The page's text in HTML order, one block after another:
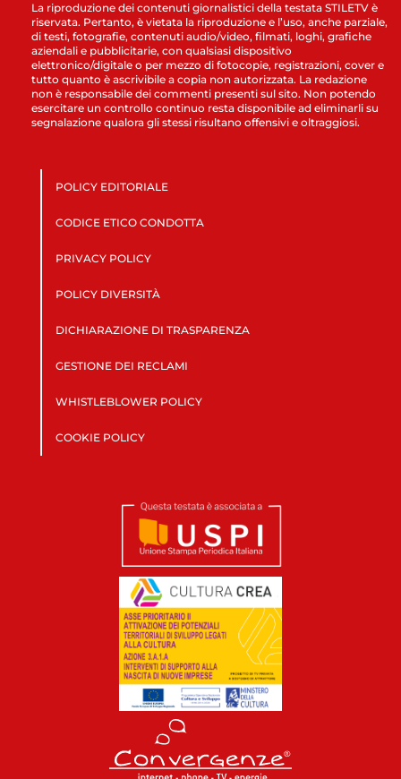
La riproduzione dei contenuti giornalistici della testata STILETV è
riservata. Pertanto, è vietata la riproduzione e l’uso, anche parziale,
di testi, fotografie, contenuti audio/video, filmati, loghi, grafiche
aziendali e pubblicitarie, con qualsiasi dispositivo
elettronico/digitale o per mezzo di fotocopie, registrazioni, cover e
tutto quanto è ascrivibile a copia non autorizzata. La redazione
non è responsabile dei commenti presenti sul sito. Non potendo
esercitare un controllo continuo resta disponibile ad eliminarli su
segnalazione qualora gli stessi risultano offensivi e oltraggiosi.
POLICY EDITORIALE
CODICE ETICO CONDOTTA
PRIVACY POLICY
POLICY DIVERSITÀ
DICHIARAZIONE DI TRASPARENZA
GESTIONE DEI RECLAMI
WHISTLEBLOWER POLICY
COOKIE POLICY